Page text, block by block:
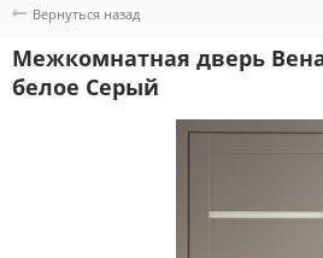
Вернуться назад
Межкомнатная дверь
белое Серый